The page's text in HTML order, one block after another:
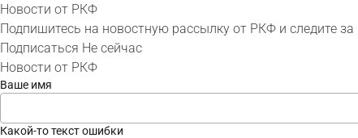
Новости от РКФ
Подпишитесь на новостную рассылку от РКФ и следите
Подписаться Не сейчас
Новости от РКФ
Ваше имя
Какой-то текст ошибки